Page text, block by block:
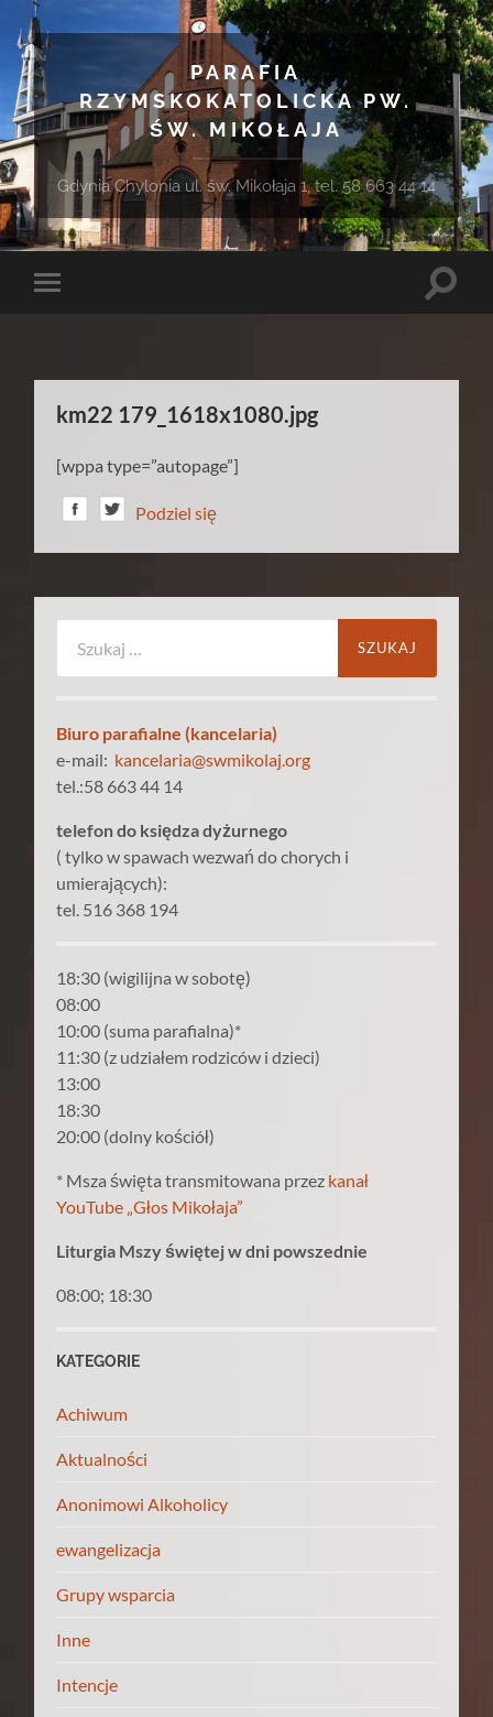
PARAFIA
RZYMSKOKATOLICKA PW.
ŚW. MIKOŁAJA
Gdynia Chylonia ul. św. Mikołaja 1, tel. 58 663 44 14
Toggle
Toggle
km22 179_1618x1080.jpg
[wppa type=”autopage”]
Podziel się
Biuro parafialne (kancelaria)
e-mail: kancelaria@swmikolaj.org
tel.:58 663 44 14
telefon do księdza dyżurnego
( tylko w spawach wezwań do chorych i
umierających):
tel. 516 368 194
18:30 (wigilijna w sobotę)
08:00
10:00 (suma parafialna)*
11:30 (z udziałem rodziców i dzieci)
13:00
18:30
20:00 (dolny kościół)
* Msza święta transmitowana przez kanał
YouTube „Głos Mikołaja”
Liturgia Mszy świętej w dni powszednie
08:00; 18:30
KATEGORIE
Achiwum
Aktualności
Anonimowi Alkoholicy
ewangelizacja
Grupy wsparcia
Inne
Intencje